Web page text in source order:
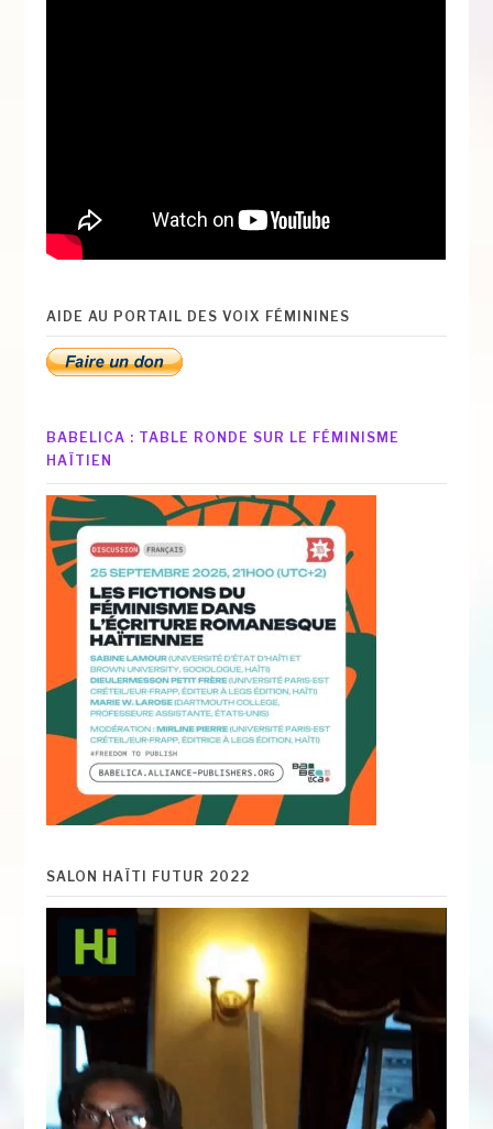
AIDE AU PORTAIL DES VOIX FÉMININES
BABELICA : TABLE RONDE SUR LE FÉMINISME
HAÏTIEN
SALON HAÏTI FUTUR 2022